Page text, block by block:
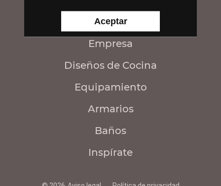
Empresa
Diseños de Cocina
Equipamiento
Armarios
Baños
Inspírate
Aceptar